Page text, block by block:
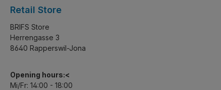
Retail Store
BRIFS Store
Herrengasse 3
8640 Rapperswil-Jona
Opening hours:<
Mi/Fr: 14:00 - 18:00